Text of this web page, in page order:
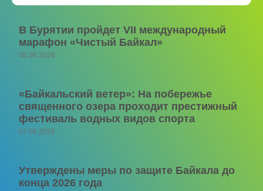
В Бурятии пройдет VII международный
марафон «Чистый Байкал»
08.08.2026
«Байкальский ветер»: На побережье
священного озера проходит престижный
фестиваль водных видов спорта
07.08.2026
Утверждены меры по защите Байкала до
конца 2026 года